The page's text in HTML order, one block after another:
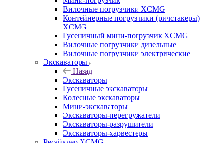
Вилочные погрузчики XCMG
Контейнерные погрузчики (ричстакеры)
XCMG
Гусеничный мини-погрузчик XCMG
Вилочные погрузчики дизельные
Вилочные погрузчики электрические
Экскаваторы
Назад
Экскаваторы
Гусеничные экскаваторы
Колесные экскаваторы
Мини-экскаваторы
Экскаваторы-перегружатели
Экскаваторы-разрушители
Экскаваторы-харвестеры